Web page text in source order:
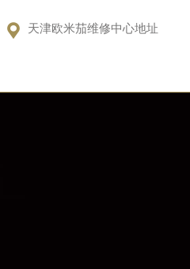
 天津欧米茄维修中心地址